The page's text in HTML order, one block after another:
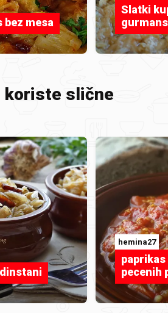
bez mesa
Slatki
koriste slične
hemina27
pecenih